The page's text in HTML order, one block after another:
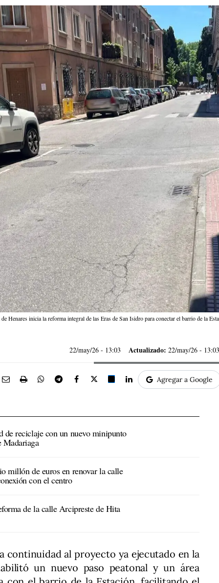
Henares inicia la reforma integral de las Eras de San Isidro para conectar el barrio de la
22/may/26 - 13:03 Actualizado: 22/may/26 - 13:03
Agregar a Google
de reciclaje con un nuevo minipunto
Madariaga
millón de euros en renovar la calle
con el centro
de la calle Arcipreste de Hita
continuidad al proyecto ya ejecutado en la
un nuevo paso peatonal y un área